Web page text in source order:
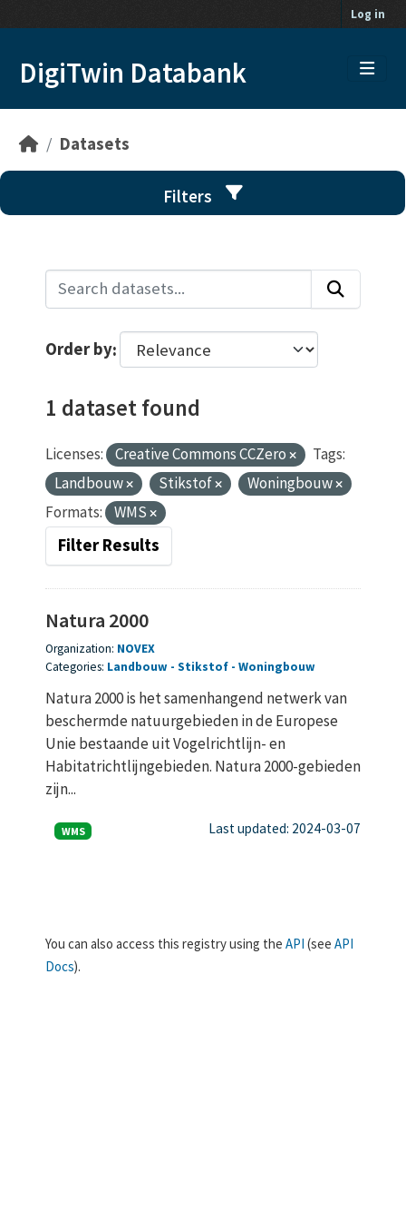
Log in
DigiTwin Databank
Datasets
Filters
Order by
1 dataset found
Licenses: Creative Commons CCZero
Tags:
Landbouw
Stikstof
Woningbouw
Formats:
WMS
Filter Results
Natura 2000
Organization: NOVEX
Categories: Landbouw Stikstof Woningbouw
Natura 2000 is het samenhangend netwerk van
beschermde natuurgebieden in de Europese
Unie bestaande uit Vogelrichtlijn- en
Habitatrichtlijngebieden. Natura 2000-gebieden
zijn...
WMS Last updated: 2024-03-07
You can also access this registry using the API (see API
Docs).